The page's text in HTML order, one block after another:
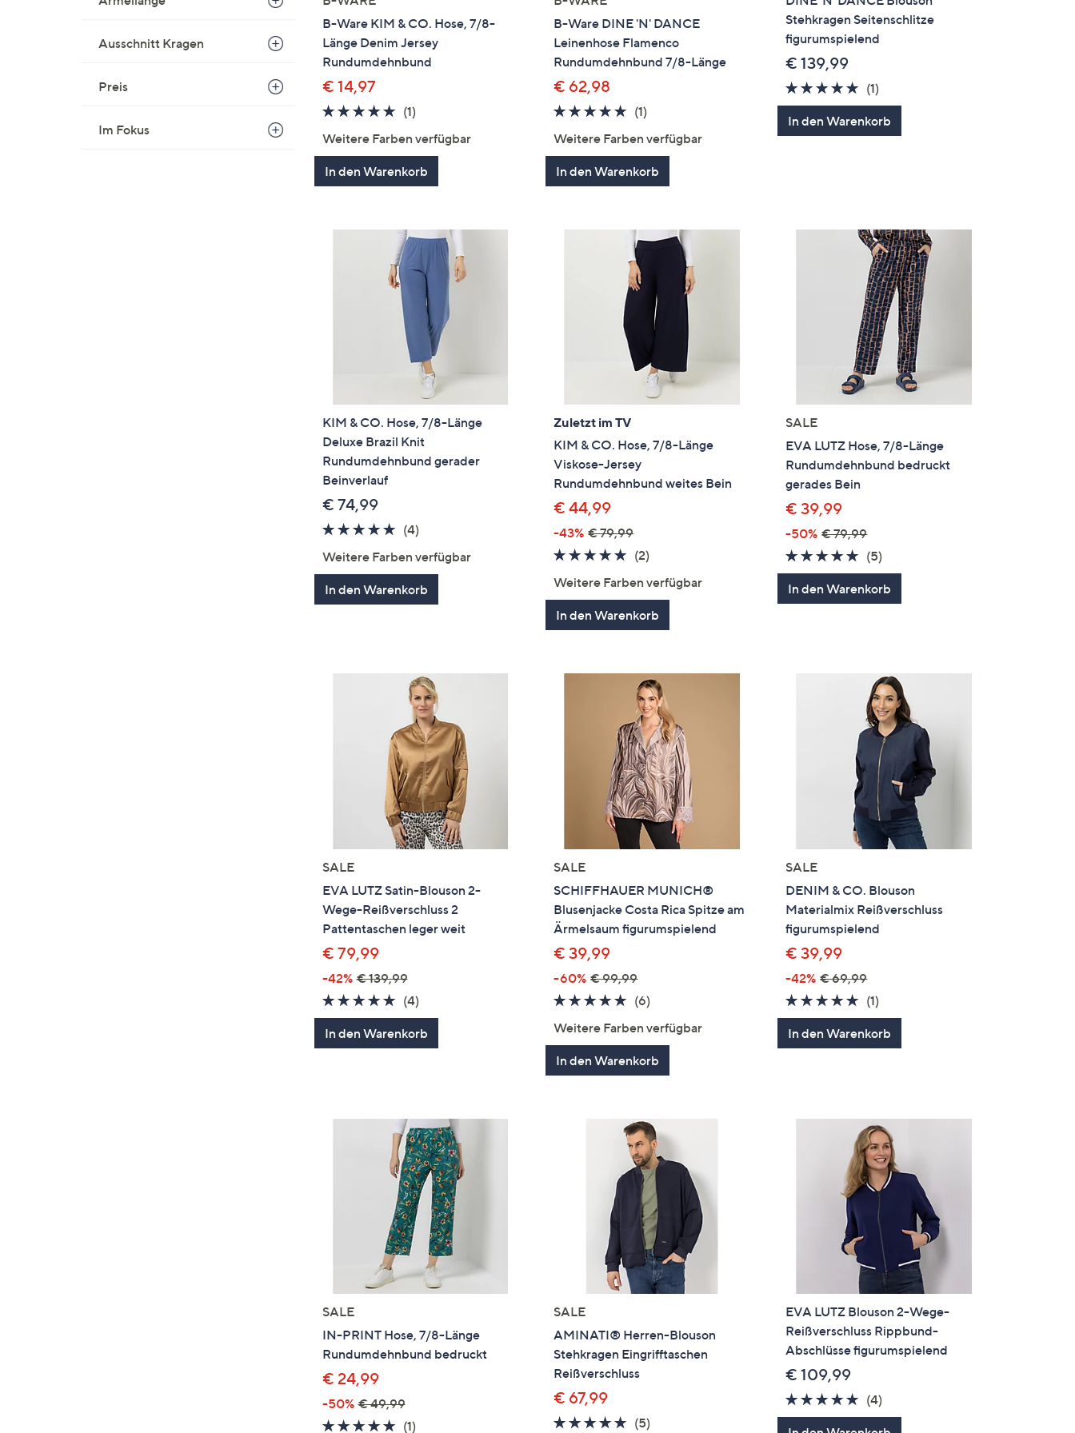
Ausschnitt Kragen
Preis
Im Fokus
B-Ware KIM & CO. Hose, 7/8-
Länge Denim Jersey
Rundumdehnbund
€ 14,97
5.0
5
(1)1
Weitere Farben verfügbar
In den Warenkorb
B-Ware DINE 'N' DANCE
Leinenhose Flamenco
Rundumdehnbund 7/8-Länge
€ 62,98
5.0
5
(1)
Weitere Farben verfügbar
In den Warenkorb
Stehkragen Seitenschlitze
figurumspielend
€ 139,99
5.0
von
5
(1)
Bewertungen
In den Warenkorb
KIM & CO. Hose, 7/8-Länge
Deluxe Brazil Knit
Rundumdehnbund gerader
Beinverlauf
€ 74,99
5.0
(4)4
Weitere Farben verfügbar
In den Warenkorb
Zuletzt im TV
KIM & CO. Hose, 7/8-Länge
Viskose-Jersey
Rundumdehnbund weites Bein
€ 44,99
-43% € 79,99
5.0
(2)
Weitere Farben verfügbar
In den Warenkorb
SALE
EVA LUTZ Hose, 7/8-Länge
Rundumdehnbund bedruckt
gerades Bein
€ 39,99
-50% € 79,99
5.0
von
5
(5)
Bewertungen
In den Warenkorb
SALE
EVA LUTZ Satin-Blouson 2-
Wege-Reißverschluss 2
Pattentaschen leger weit
€ 79,99
-42% € 139,99
5.0
von
5
(4)4
Bewertungen
In den Warenkorb
SALE
SCHIFFHAUER MUNICH®
Blusenjacke Costa Rica Spitze am
Ärmelsaum figurumspielend
€ 39,99
-60% € 99,99
5.0
5
(6)
Weitere Farben verfügbar
In den Warenkorb
SALE
DENIM & CO. Blouson
Materialmix Reißverschluss
figurumspielend
€ 39,99
-42% € 69,99
5.0
von
5
(1)
Bewertungen
In den Warenkorb
SALE
IN-PRINT Hose, 7/8-Länge
Rundumdehnbund bedruckt
€ 24,99
-50% € 49,99
5.0
(1)1
SALE
AMINATI® Herren-Blouson
Stehkragen Eingrifftaschen
Reißverschluss
€ 67,99
5.0
(5)
EVA LUTZ Blouson 2-Wege-
Reißverschluss Rippbund-
Abschlüsse figurumspielend
€ 109,99
4.8
von
(4)
Bewertungen